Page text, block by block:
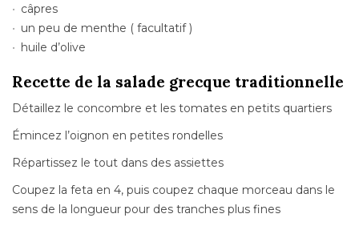
câpres
un peu de menthe ( facultatif )
huile d’olive
Recette de la salade grecque traditionnelle
Détaillez le concombre et les tomates en petits quartiers
Émincez l’oignon en petites rondelles
Répartissez le tout dans des assiettes
Coupez la feta en 4, puis coupez chaque morceau dans le
sens de la longueur pour des tranches plus fines